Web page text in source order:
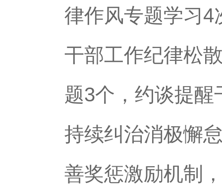
律作风专题学习4
干部工作纪律松
题3个，约谈提醒
持续纠治消极懈
善奖惩激励机制